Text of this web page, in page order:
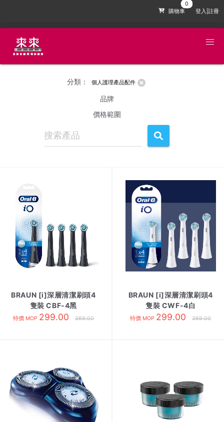
購物車 登入|註冊
分類： 個人護理產品配件
品牌
價格範圍
BRAUN [i]深層清潔刷頭4
隻裝 CBF-4黑
特價 MOP 299.00 369.00
BRAUN [i]深層清潔刷頭4
隻裝 CWF-4白
特價 MOP 299.00 369.00